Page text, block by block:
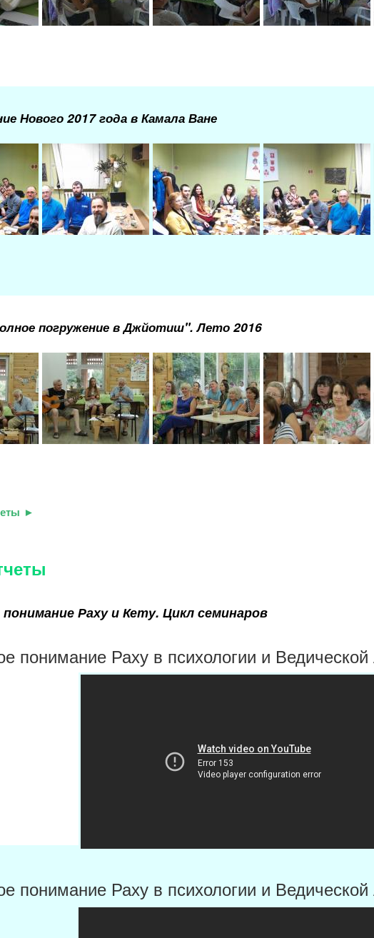
Нового 2017 года в Камала Ване
погружение в Джйотиш". Лето 2016
Раху и Кету. Цикл семинаров
понимание Раху в психологии и
понимание Раху в психологии и